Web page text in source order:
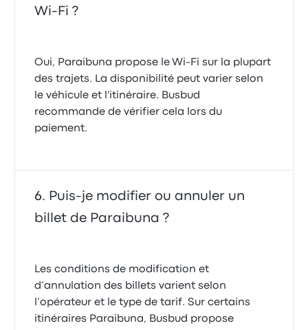
Wi-Fi ?
Oui, Paraibuna propose le Wi-Fi sur la plupart
des trajets. La disponibilité peut varier selon
le véhicule et l'itinéraire. Busbud
recommande de vérifier cela lors du
paiement.
Puis-je modifier ou annuler un
billet de Paraibuna ?
Les conditions de modification et
d’annulation des billets varient selon
l’opérateur et le type de tarif. Sur certains
itinéraires Paraibuna, Busbud propose